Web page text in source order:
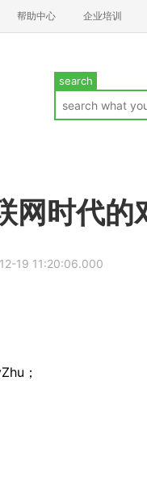
帮助中心 企业培训
search
网时代的
19 11:20:06.000
；